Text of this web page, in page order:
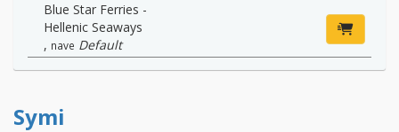
Blue Star Ferries -
Hellenic Seaways
, nave Default
Symi